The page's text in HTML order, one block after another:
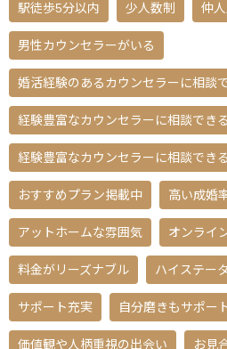
駅徒歩5分以内 少人数制 仲
男性カウンセラーがいる
婚活経験のあるカウンセラーに相談
経験豊富なカウンセラーに相談できる
経験豊富なカウンセラーに相談できる
おすすめプラン掲載中 高い成婚
アットホームな雰囲気 オンライ
料金がリーズナブル ハイステー
サポート充実 自分磨きもサポー
価値観や人柄重視の出会い お見